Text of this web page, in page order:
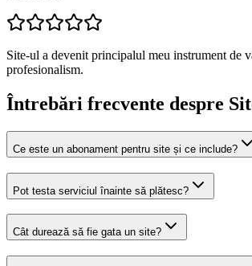
Site-ul a devenit principalul meu instrument de
profesionalism.
Întrebări frecvente despre
Ce este un abonament pentru site și ce include?
Pot testa serviciul înainte să plătesc?
Cât durează să fie gata un site?